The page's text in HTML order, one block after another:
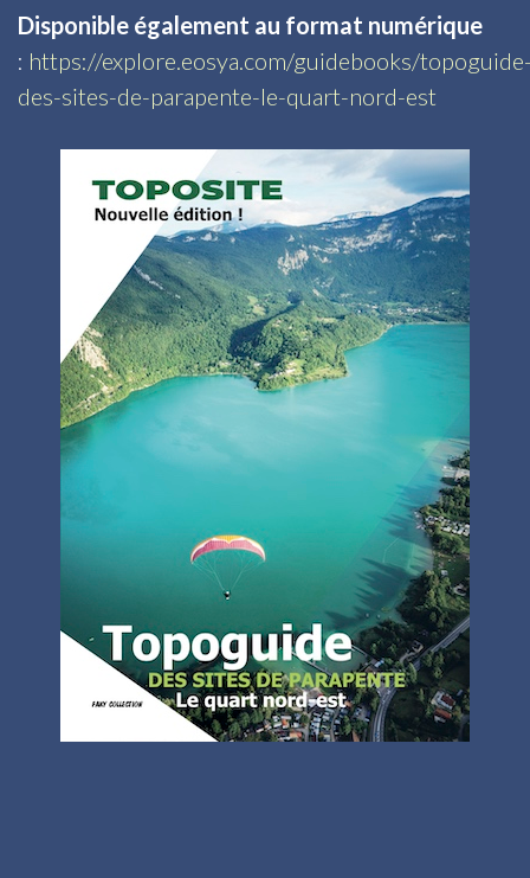
Disponible également au format numérique
: https://explore.eosya.com/guidebooks/
des-sites-de-parapente-le-quart-nord-est